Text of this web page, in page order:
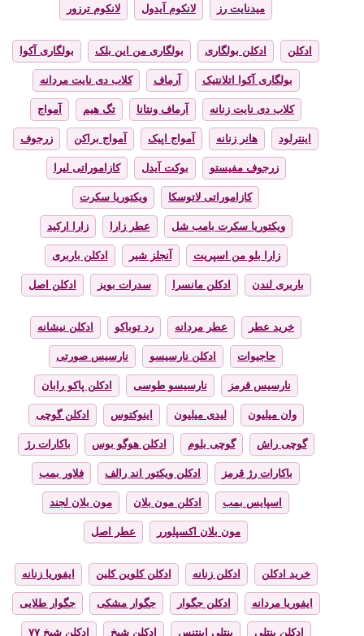
میدنایت رز لانکوم آیدول لانکوم ترزور
ادکلن ادکلن بولگاری بولگاری من این بلک بولگاری آکوا
بولگاری آکوا اتلانتیک آرماف کلاب دی نایت مردانه
کلاب دی نایت زنانه آرماف ونتانا تگ هیم آمواج
اینترلود هانر زنانه آمواج اپیک آمواج براکن زرجوف
زرجوف مفیستو بوکت آیدل کازاموراتی لیرا
کازاموراتی لاتوسکا ویکتوریا سکرت
ویکتوریا سکرت بامب شل عطر زارا زارا ارکید
زارا بلو من اسپریت آنجلز شیر ادکلن باربری
باربری لندن ادکلن مانسرا سدرات بویز ادکلن اصل
خرید عطر عطر مردانه رد توباکو ادکلن نیشانه
حاجیوات ادکلن نارسیسو نارسیس صورتی
نارسیس قرمز نارسیسو طوسی ادکلن پاکو رابان
وان میلیون لیدی میلیون اینوکتوس ادکلن گوچی
گوچی راش گوچی بلوم ادکلن هوگو بوس باکارات رژ
باکارات رژ قرمز ادکلن ویکتور اند رالف فلاور بمب
اسپایس بمب ادکلن مون بلان مون بلان لجند
مون بلان اکسپلورر عطر اصل
خرید ادکلن ادکلن زنانه ادکلن کلوین کلین ایفوریا زنانه
ایفوریا مردانه ادکلن جگوار جگوار مشکی جگوار طلایی
ادکلن بنتلی بنتلی اینتنس ادکلن شیخ ادکلن شیخ ۷۷